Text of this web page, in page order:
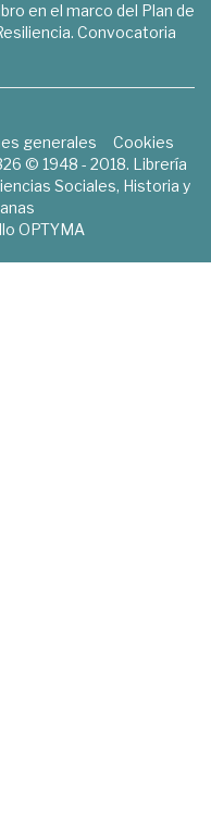
en el marco del Plan de
Convocatoria
generales
Cookies
© 1948 - 2018. Librería
Sociales, Historia y
OPTYMA